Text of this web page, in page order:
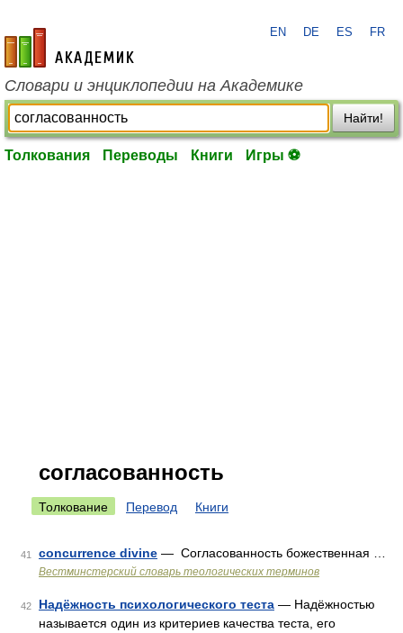
academic.ru
EN DE ES FR
Словари и энциклопедии на Академике
Найти!
Толкования Переводы Книги Игры ⚽
согласованность
Толкование Перевод Книги
41 concurrence divine — Согласованность божественная …
Вестминстерский словарь теологических терминов
42 Надёжность психологического теста — Надёжностью
называется один из критериев качества теста, его